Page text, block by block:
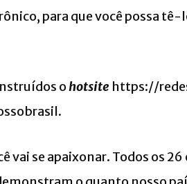
para que você possa
ohotsite https://
vai se apaixonar. Todos os